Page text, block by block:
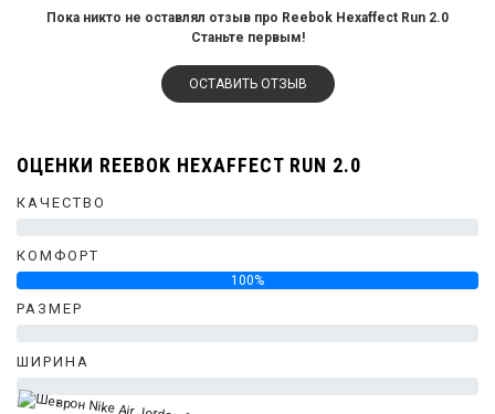
Пока никто не оставлял отзыв про Reebok Hexaffect Run 2.0
Станьте первым!
ОСТАВИТЬ ОТЗЫВ
ОЦЕНКИ REEBOK HEXAFFECT RUN 2.0
КАЧЕСТВО
КОМФОРТ
100%
РАЗМЕР
ШИРИНА
0%